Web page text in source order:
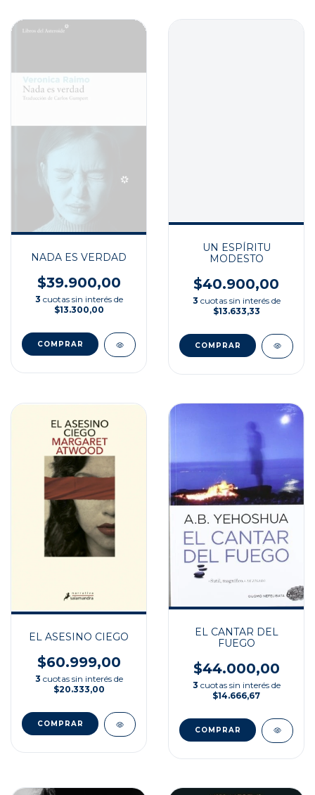
NADA ES VERDAD
$39.900,00
3 cuotas sin interés de
$13.300,00
UN ESPÍRITU
MODESTO
$40.900,00
3 cuotas sin interés de
$13.633,33
EL ASESINO CIEGO
$60.999,00
3 cuotas sin interés de
$20.333,00
EL CANTAR DEL
FUEGO
$44.000,00
3 cuotas sin interés de
$14.666,67